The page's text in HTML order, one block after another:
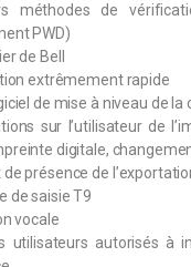
méthodes de
PWD)
de Bell
extrêmement rapide
de mise à niveau de la
sur l’utilisateur de
digitale,
de présence de
de saisie T9
vocale
utilisateurs autorisés à